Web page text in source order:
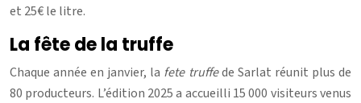
et 25€ le litre.
La fête de la truffe
Chaque année en janvier, la fete truffede Sarlat réunit plus de
80 producteurs. L’édition 2025 a accueilli 15 000 visiteurs venus